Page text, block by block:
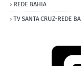
REDE BAHIA
TV SANTA CRUZ-REDE